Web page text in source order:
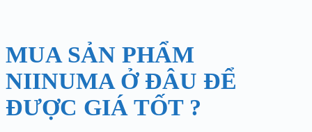
MUA SẢN PHẨM
NIINUMA Ở ĐÂU ĐỂ
ĐƯỢC GIÁ TỐT ?